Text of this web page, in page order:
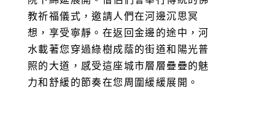
教祈福儀式，邀請人們在河邊沉思冥
想，享受寧靜。在返回金邊的途中，河
水載著您穿過綠樹成蔭的街道和陽光普
照的大道，感受這座城市層層疊疊的魅
力和舒緩的節奏在您周圍緩緩展開。